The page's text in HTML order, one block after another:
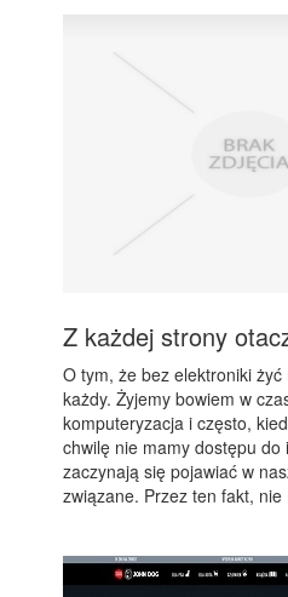
Z każdej strony
O tym, że bez elektroniki
każdy. Żyjemy bowiem w
komputeryzacja i często,
chwilę nie mamy dostępu
zaczynają się pojawiać w
związane. Przez ten fakt, nie